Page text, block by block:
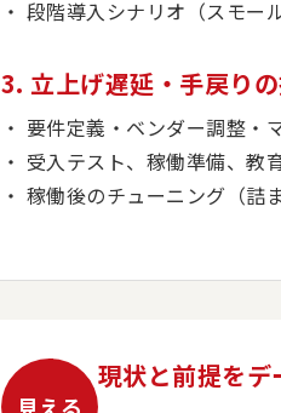
段階導入シナリオ（スモー
3. 立上げ遅延・手戻り
要件定義・ベンダー調整・
受入テスト、稼働準備、教
稼働後のチューニング（詰
見える
現状と前提をデ